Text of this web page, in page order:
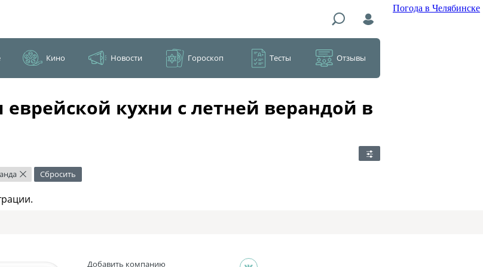
Погода в Челябинске
Кино Новости Гороскоп Тесты Отзывы
кухни c летней верандой в
× Сбросить
Добавить компанию